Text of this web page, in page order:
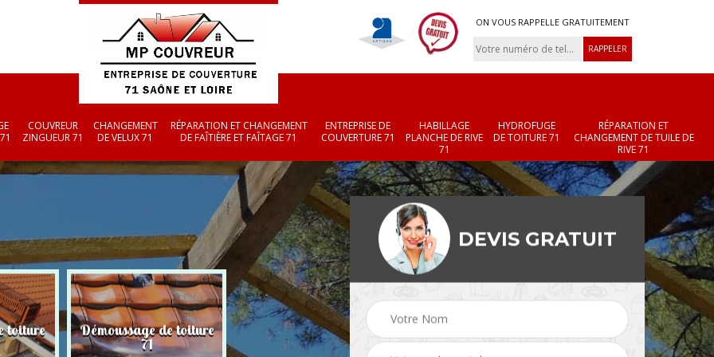
ON VOUS RAPPELLE GRATUITEMENT
COUVREUR
ZINGUEUR 71
CHANGEMENT
DE VELUX 71
RÉPARATION ET CHANGEMENT
DE FAÎTIÈRE ET FAÎTAGE 71
ENTREPRISE DE
COUVERTURE 71
HABILLAGE
PLANCHE DE RIVE
71
HYDROFUGE
DE TOITURE 71
RÉPARATION ET
CHANGEMENT DE TUILE DE
RIVE 71
toiture Démoussage de toiture
71 Couvreur zingueur 71 Changement de velux
71
Réparation et
changement de
et faîtage 71
DEVIS GRATUIT